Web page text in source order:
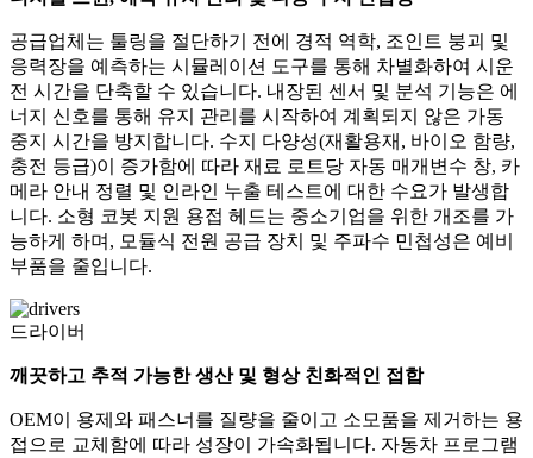
공급업체는 툴링을 절단하기 전에 경적 역학, 조인트 붕괴 및
응력장을 예측하는 시뮬레이션 도구를 통해 차별화하여 시운
전 시간을 단축할 수 있습니다. 내장된 센서 및 분석 기능은 에
너지 신호를 통해 유지 관리를 시작하여 계획되지 않은 가동
중지 시간을 방지합니다. 수지 다양성(재활용재, 바이오 함량,
충전 등급)이 증가함에 따라 재료 로트당 자동 매개변수 창, 카
메라 안내 정렬 및 인라인 누출 테스트에 대한 수요가 발생합
니다. 소형 코봇 지원 용접 헤드는 중소기업을 위한 개조를 가
능하게 하며, 모듈식 전원 공급 장치 및 주파수 민첩성은 예비
부품을 줄입니다.
드라이버
깨끗하고 추적 가능한 생산 및 형상 친화적인 접합
OEM이 용제와 패스너를 질량을 줄이고 소모품을 제거하는 용
접으로 교체함에 따라 성장이 가속화됩니다. 자동차 프로그램